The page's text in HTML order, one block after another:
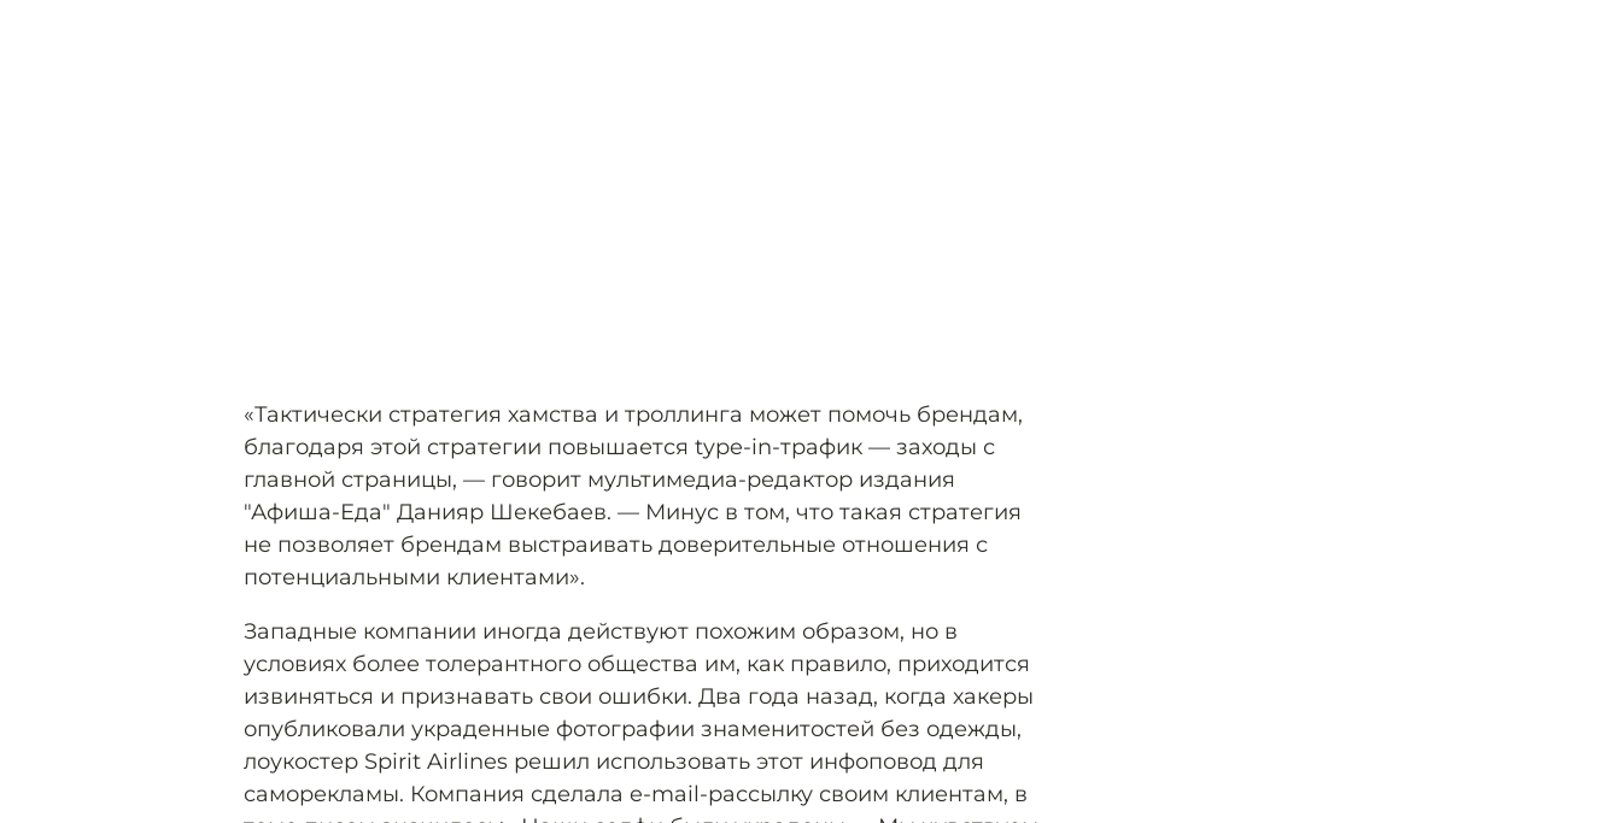
«Тактически стратегия хамства и троллинга может помочь брендам,
благодаря этой стратегии повышается type-in-трафик — заходы с
главной страницы, — говорит мультимедиа-редактор издания
"Афиша-Еда" Данияр Шекебаев. — Минус в том, что такая стратегия
не позволяет брендам выстраивать доверительные отношения с
потенциальными клиентами».
Западные компании иногда действуют похожим образом, но в
условиях более толерантного общества им, как правило, приходится
извиняться и признавать свои ошибки. Два года назад, когда хакеры
опубликовали украденные фотографии знаменитостей без одежды,
лоукостер Spirit Airlines решил использовать этот инфоповод для
саморекламы. Компания сделала e-mail-рассылку своим клиентам, в